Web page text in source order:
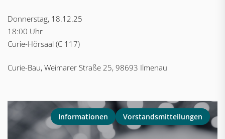
Donnerstag, 18.12.25
18:00 Uhr
Curie-Hörsaal (C 117)
Curie-Bau, Weimarer Straße 25, 98693 Ilmenau
Informationen Vorstandsmitteilungen